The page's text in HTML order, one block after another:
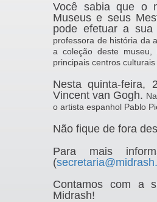
Você sabia que o
Museus e seus
pode efetuar a
professora de história da
a coleção deste museu,
principais centros culturais
Nesta quinta-feira,
Vincent van Gogh.
o artista espanhol Pablo
Não fique de fora
Para mais
(
Contamos com a
Midrash!